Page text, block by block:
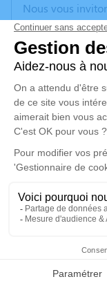
Faire-part
Nous vous
laisser vos
souvenirs, une
travers des
lieu d'expression
EBERHART.
Un service de
disponible ici.
Cérémonie
Paroisse
Saint-Junien